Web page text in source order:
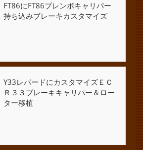
FT86にFT86ブレンボキャリパー
持ち込みブレーキカスタマイズ
Y33レパードにカスタマイズＥＣ
Ｒ３３ブレーキキャリパー＆ロー
ター移植